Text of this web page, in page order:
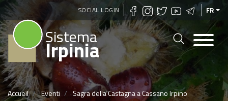
Aller
au
contenu
principal
SOCIAL LOGIN FR
Sistema
Irpinia
Accueil Eventi Sagra della Castagna a Cassano Irpino